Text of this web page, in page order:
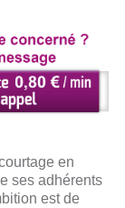
en
ses adhérents
est de